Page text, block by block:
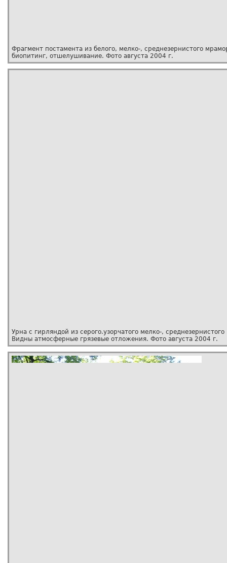
Фрагмент постамента из белого, мелко-, среднезернистого
биопитинг, отшелушивание. Фото августа 2004 г.
Урна с гирляндой из серого.узорчатого мелко-,
Видны атмосферные грязевые отложения. Фото августа 2004 г.